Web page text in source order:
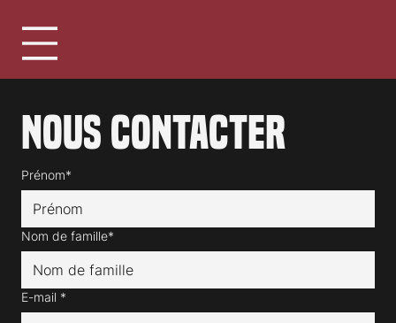
Nous contacter
Prénom*
Nom de famille*
E-mail *